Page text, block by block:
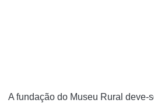
A fundação do Museu Rural deve-